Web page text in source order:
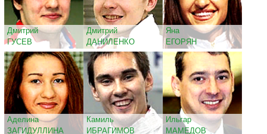
Дмитрий
ГУСЕВ
Дмитрий
ДАНИЛЕНКО
Яна
ЕГОРЯН
Аделина
ЗАГИДУЛЛИНА
Камиль
ИБРАГИМОВ
Ильгар
МАМЕДОВ